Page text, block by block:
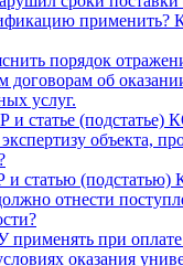
применить?
порядок
договорам об
услуг.
статье (подстатье)
объекта,
и статью
отнести
при оплате
оказания